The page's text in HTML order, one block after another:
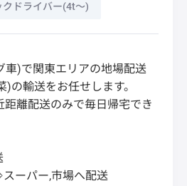
ドライバー(4t～)
車)で関東エリアの地場配送
の輸送をお任せします。
距離配送のみで毎日帰宅でき
ーパー,市場へ配送